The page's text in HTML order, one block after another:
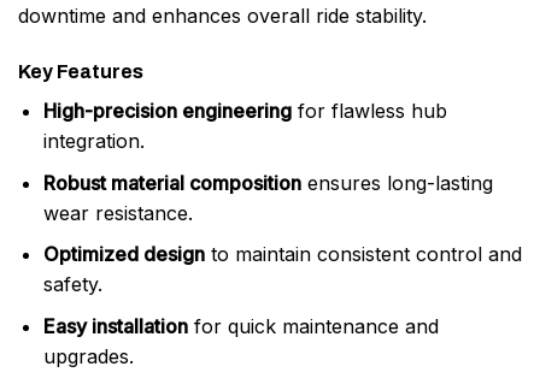
downtime and enhances overall ride stability.
Key Features
High-precision engineeringfor flawless hub
integration.
Robust material compositionensures long-lasting
wear resistance.
Optimized designto maintain consistent control and
safety.
Easy installationfor quick maintenance and
upgrades.